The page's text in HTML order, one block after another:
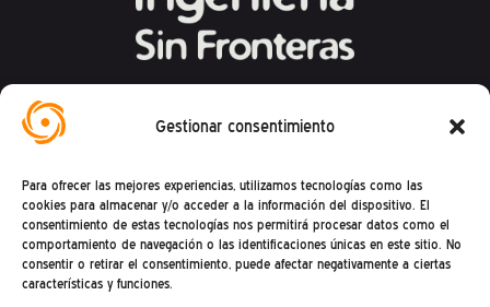
Gestionar consentimiento
Para ofrecer las mejores experiencias, utilizamos tecnologías como las
cookies para almacenar y/o acceder a la información del dispositivo. El
consentimiento de estas tecnologías nos permitirá procesar datos como el
comportamiento de navegación o las identificaciones únicas en este sitio. No
consentir o retirar el consentimiento, puede afectar negativamente a ciertas
características y funciones.
Federación Española de Ingeniería Sin
Calle Mandoni, 4 – 08004 Barcelona
CIF: G81469868
Teléfono (+34) : 93 302 27 53